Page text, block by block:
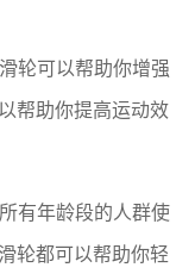
轮可以帮助你增强
帮助你提高运动效
有年龄段的人群使
轮都可以帮助你轻